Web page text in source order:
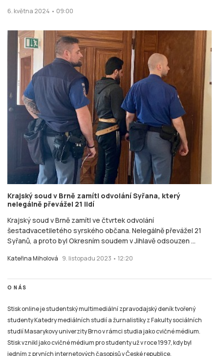
6. května 2024 • 09:00
Krajský soud v Brně zamítl odvolání Syřana, který
nelegálně převážel 21 lidí
Krajský soud v Brně zamítl ve čtvrtek odvolání
šestadvacetiletého syrského občana. Nelegálně převážel 21
Syřanů, a proto byl Okresním soudem v Jihlavě odsouzen ...
Kateřina Miholová 9. listopadu 2023 • 12:20
O NÁS
Stisk online je studentský multimediální zpravodajský deník tvořený
studenty Katedry mediálních studií a žurnalistiky z Fakulty sociálních
studií Masarykovy univerzity Brno v rámci studia jako cvičné médium.
Stisk vznikl jako cvičné médium pro studenty už v roce 1997, kdy byl
jedním z prvních internetových časopisů v České republice.